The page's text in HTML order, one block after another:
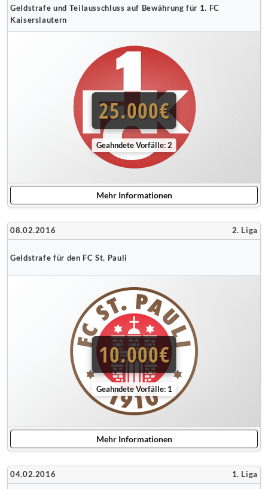
Geldstrafe und Teilausschluss auf Bewährung für 1. FC
Kaiserslautern
25.000€
Geahndete Vorfälle: 2
Mehr Informationen
08.02.2016 2. Liga
Geldstrafe für den FC St. Pauli
10.000€
Geahndete Vorfälle: 1
Mehr Informationen
04.02.2016 1. Liga